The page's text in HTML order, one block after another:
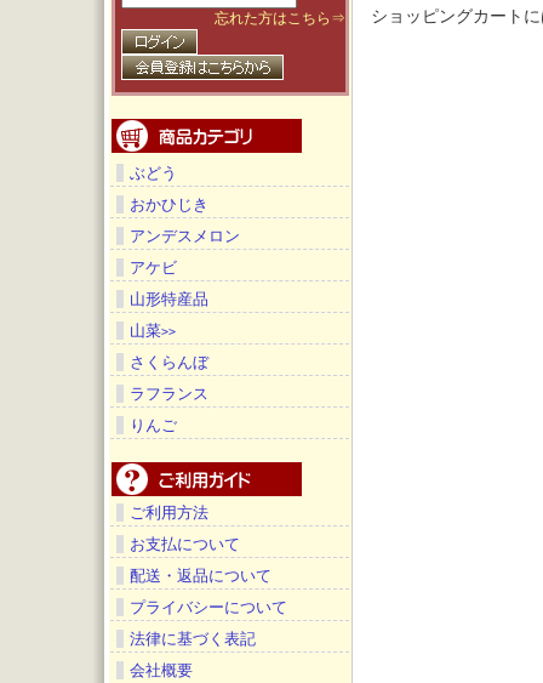
忘れた方はこちら⇒
ぶどう
おかひじき
アンデスメロン
アケビ
山形特産品
山菜>>
さくらんぼ
ラフランス
りんご
ご利用方法
お支払について
配送・返品について
プライバシーについて
法律に基づく表記
会社概要
ショッピングカート